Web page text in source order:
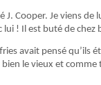
J. Cooper. Je viens de
lui ! Il est buté de chez
avait pensé qu’ils
le vieux et comme